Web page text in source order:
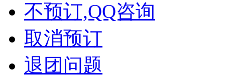
不预订,QQ咨询
取消预订
退团问题